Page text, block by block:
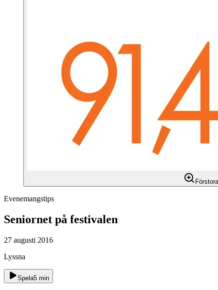
Förstora
Evenemangstips
Seniornet på festivalen
27 augusti 2016
Lyssna
Spela5 min